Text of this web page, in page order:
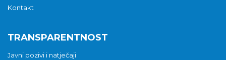
Kontakt
TRANSPARENTNOST
Javni pozivi i natječaji